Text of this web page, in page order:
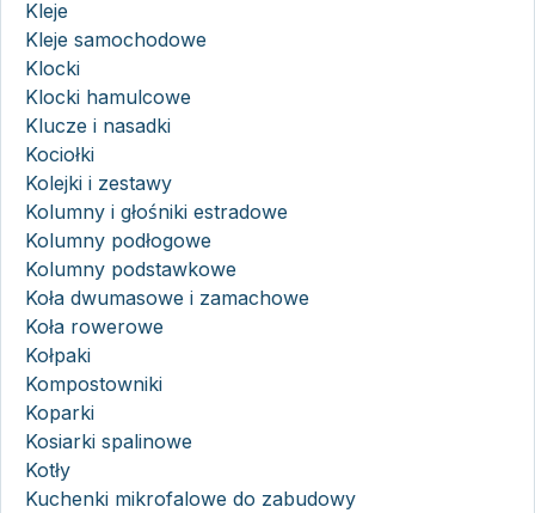
Kleje
Kleje samochodowe
Klocki
Klocki hamulcowe
Klucze i nasadki
Kociołki
Kolejki i zestawy
Kolumny i głośniki estradowe
Kolumny podłogowe
Kolumny podstawkowe
Koła dwumasowe i zamachowe
Koła rowerowe
Kołpaki
Kompostowniki
Koparki
Kosiarki spalinowe
Kotły
Kuchenki mikrofalowe do zabudowy